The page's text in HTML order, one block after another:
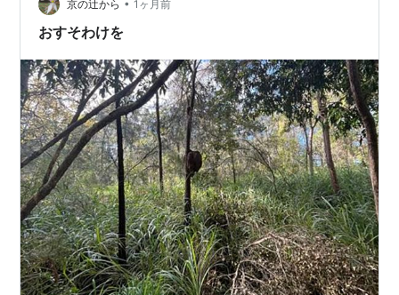
の立ち位置だ。でも冷蔵庫に溜まっていくから、食べ続
けなければならない。 琉球怪談 ゴーヤ…
京の辻から • 1ヶ月前
おすそわけを